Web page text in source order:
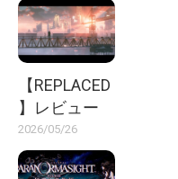
【REPLACED
】レビュー
2026/05/26